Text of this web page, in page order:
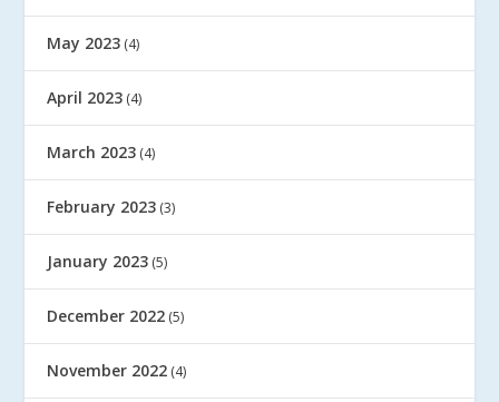
May 2023 (4)
April 2023 (4)
March 2023 (4)
February 2023 (3)
January 2023 (5)
December 2022 (5)
November 2022 (4)